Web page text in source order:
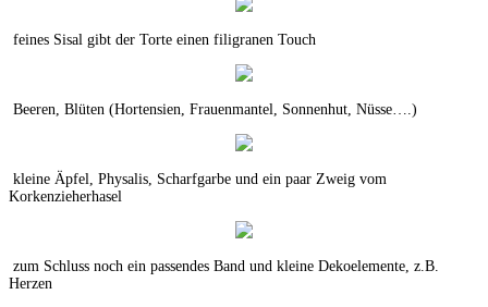
feines Sisal gibt der Torte einen filigranen Touch
Beeren, Blüten (Hortensien, Frauenmantel, Sonnenhut, Nüsse….)
kleine Äpfel, Physalis, Scharfgarbe und ein paar Zweig vom
Korkenzieherhasel
zum Schluss noch ein passendes Band und kleine Dekoelemente, z.B.
Herzen